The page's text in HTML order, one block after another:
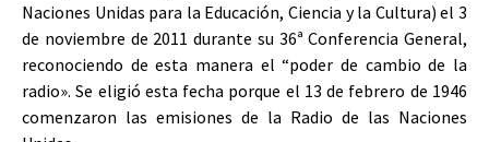
Naciones Unidas para la Educación, Ciencia y la Cultura) el 3
de noviembre de 2011 durante su 36ª Conferencia General,
reconociendo de esta manera el “poder de cambio de la
radio». Se eligió esta fecha porque el 13 de febrero de 1946
comenzaron las emisiones de la Radio de las Naciones